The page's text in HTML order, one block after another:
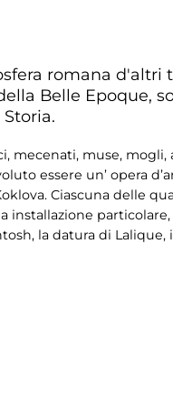
romana d'altri
Belle Epoque,
mecenati, muse, mogli,
essere un’ opera
Ciascuna delle
installazione
la datura di Lalique,